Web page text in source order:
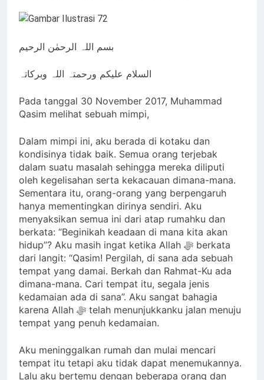
Masuk
Barisan yang Diakui, Solid &
dari Apa yang
(kang Diki) : Isyarat
2 Hari Ago
Isyarat Kebangkitan
Islam Dimulai dari
Arah Timur
3 Hari Ago
Indonesia & Malaysia
akan Menjadi Sebab
Rahmat Allah ﷻ
Turun
3 Hari Ago
بسم اللہ الرحمٰن الرحیم
السلام علیکم ورحمتہ اللہ وبرکاتہ
Pada tanggal 30 November 2017, Muhammad
Qasim melihat sebuah mimpi,
Dalam mimpi ini, aku berada di kotaku dan
kondisinya tidak baik. Semua orang terjebak
dalam suatu masalah sehingga mereka diliputi
oleh kegelisahan serta kekacauan dimana-mana.
Sementara itu, orang-orang yang berpengaruh
hanya mementingkan dirinya sendiri. Aku
menyaksikan semua ini dari atap rumahku dan
berkata: “Beginikah keadaan di mana kita akan
hidup”? Aku masih ingat ketika Allah ﷻ berkata
dari langit: “Qasim! Pergilah, di sana ada sebuah
tempat yang damai. Berkah dan Rahmat-Ku ada
dimana-mana. Cari tempat itu, segala jenis
kedamaian ada di sana”. Aku sangat bahagia
karena Allah ﷻ telah menunjukkanku jalan menuju
tempat yang penuh kedamaian.
Aku meninggalkan rumah dan mulai mencari
tempat itu tetapi aku tidak dapat menemukannya.
Lalu aku bertemu dengan beberapa orang dan